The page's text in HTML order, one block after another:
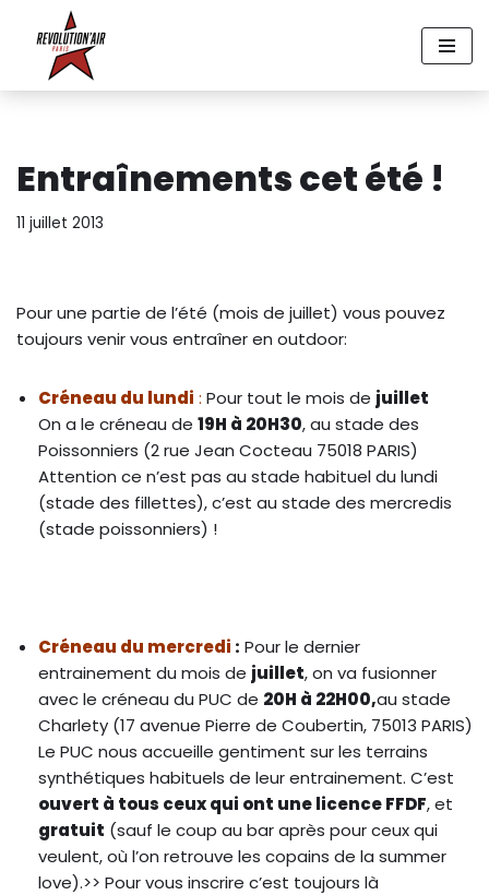
Entraînements cet été !
11 juillet 2013
Pour une partie de l’été (mois de juillet) vous pouvez
toujours venir vous entraîner en outdoor:
Créneau du lundi : Pour tout le mois de juillet
On a le créneau de 19H à 20H30, au stade des
Poissonniers (2 rue Jean Cocteau 75018 PARIS)
Attention ce n’est pas au stade habituel du lundi
(stade des fillettes), c’est au stade des mercredis
(stade poissonniers) !
Créneau du mercredi : Pour le dernier
entrainement du mois de juillet, on va fusionner
avec le créneau du PUC de 20H à 22H00,au stade
Charlety (17 avenue Pierre de Coubertin, 75013 PARIS)
Le PUC nous accueille gentiment sur les terrains
synthétiques habituels de leur entrainement. C’est
ouvert à tous ceux qui ont une licence FFDF, et
gratuit (sauf le coup au bar après pour ceux qui
veulent, où l’on retrouve les copains de la summer
love).>> Pour vous inscrire c’est toujours là